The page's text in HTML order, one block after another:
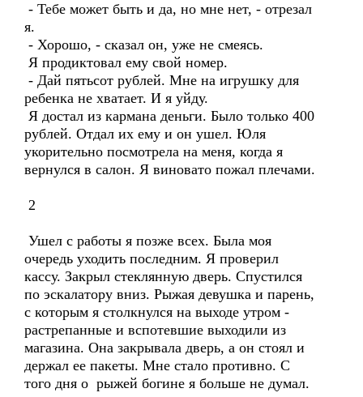
- Тебе может быть и да, но мне нет, - отрезал
я.
- Хорошо, - сказал он, уже не смеясь.
Я продиктовал ему свой номер.
- Дай пятьсот рублей. Мне на игрушку для
ребенка не хватает. И я уйду.
Я достал из кармана деньги. Было только 400
рублей. Отдал их ему и он ушел. Юля
укорительно посмотрела на меня, когда я
вернулся в салон. Я виновато пожал плечами.
2
Ушел с работы я позже всех. Была моя
очередь уходить последним. Я проверил
кассу. Закрыл стеклянную дверь. Спустился
по эскалатору вниз. Рыжая девушка и парень,
с которым я столкнулся на выходе утром -
растрепанные и вспотевшие выходили из
магазина. Она закрывала дверь, а он стоял и
держал ее пакеты. Мне стало противно. С
того дня о рыжей богине я больше не думал.